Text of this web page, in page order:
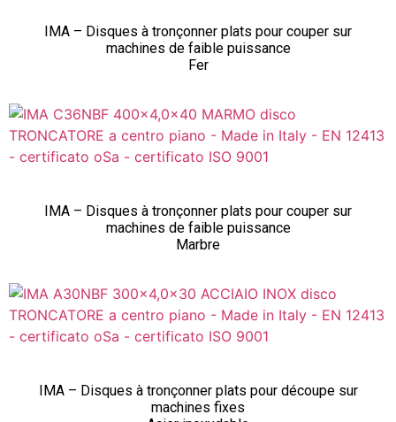
IMA – Disques à tronçonner plats pour couper sur
machines de faible puissance
Fer
IMA – Disques à tronçonner plats pour couper sur
machines de faible puissance
Marbre
IMA – Disques à tronçonner plats pour découpe sur
machines fixes